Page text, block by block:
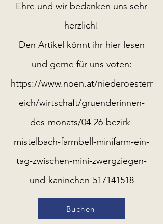
Ehre und wir bedanken uns sehr
herzlich!
Den Artikel könnt ihr hier lesen
und gerne für uns voten:
https://www.noen.at/niederoesterr
eich/wirtschaft/gruenderinnen-
des-monats/04-26-bezirk-
mistelbach-farmbell-minifarm-ein-
tag-zwischen-mini-zwergziegen-
und-kaninchen-517141518
Buchen